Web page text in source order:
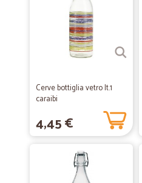
Cerve bottiglia vetro lt.1
caraibi
4,45 €